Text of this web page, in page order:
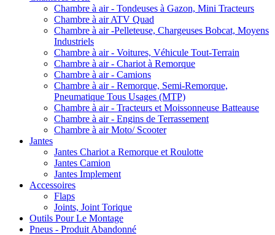
Chambre à air - Tondeuses à Gazon, Mini Tracteurs
Chambre à air ATV Quad
Chambre à air -Pelleteuse, Chargeuses Bobcat, Moyens
Industriels
Chambre à air - Voitures, Véhicule Tout-Terrain
Chambre à air - Chariot à Remorque
Chambre à air - Camions
Chambre à air - Remorque, Semi-Remorque,
Pneumatique Tous Usages (MTP)
Chambre à air - Tracteurs et Moissonneuse Batteause
Chambre à air - Engins de Terrassement
Chambre à air Moto/ Scooter
Jantes
Jantes Chariot a Remorque et Roulotte
Jantes Camion
Jantes Implement
Accessoires
Flaps
Joints, Joint Torique
Outils Pour Le Montage
Pneus - Produit Abandonné